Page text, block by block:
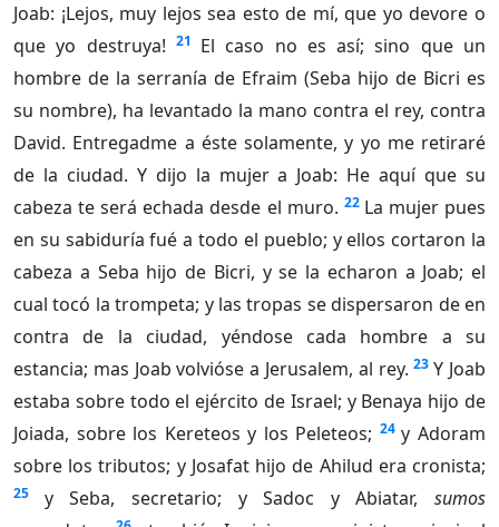
Joab: ¡Lejos, muy lejos sea esto de mí, que yo devore o
que yo destruya! 21
El caso no es así; sino que un
hombre de la serranía de Efraim (Seba hijo de Bicri es
su nombre), ha levantado la mano contra el rey, contra
David. Entregadme a éste solamente, y yo me retiraré
de la ciudad. Y dijo la mujer a Joab: He aquí que su
cabeza te será echada desde el muro. 22 La mujer pues
en su sabiduría fué a todo el pueblo; y ellos cortaron la
cabeza a Seba hijo de Bicri, y se la echaron a Joab; el
cual tocó la trompeta; y las tropas se dispersaron de en
contra de la ciudad, yéndose cada hombre a su
estancia; mas Joab volvióse a Jerusalem, al rey. 23 Y Joab
estaba sobre todo el ejército de Israel; y Benaya hijo de
Joiada, sobre los Kereteos y los Peleteos; 24 y Adoram
sobre los tributos; y Josafat hijo de Ahilud era cronista;
25 y Seba, secretario; y Sadoc y Abiatar, sumos